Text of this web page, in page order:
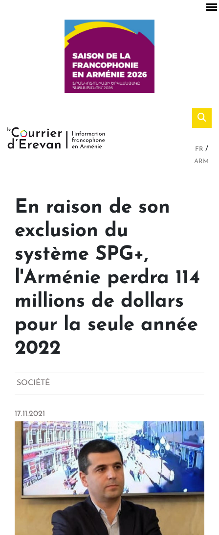
FR
ARM
En raison de son
exclusion du
système SPG+,
l'Arménie perdra 114
millions de dollars
pour la seule année
2022
SOCIÉTÉ
17.11.2021